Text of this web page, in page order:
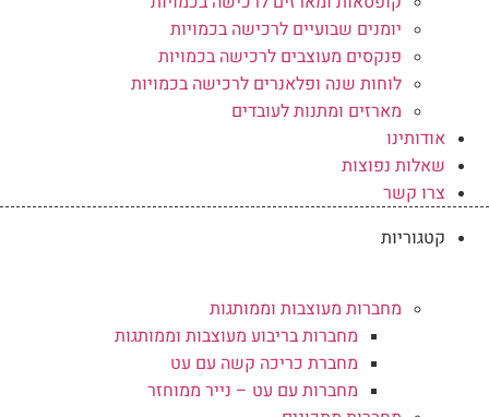
יומנים שבועיים לרכישה בכמויות
פנקסים מעוצבים לרכישה בכמויות
לוחות שנה ופלאנרים לרכישה בכמויות
מארזים ומתנות לעובדים
אודותינו
שאלות נפוצות
צרו קשר
קטגוריות
מחברות מעוצבות וממותגות
מחברות בריבוע מעוצבות וממותגות
מחברת כריכה קשה עם עט
מחברות עם עט – נייר ממוחזר